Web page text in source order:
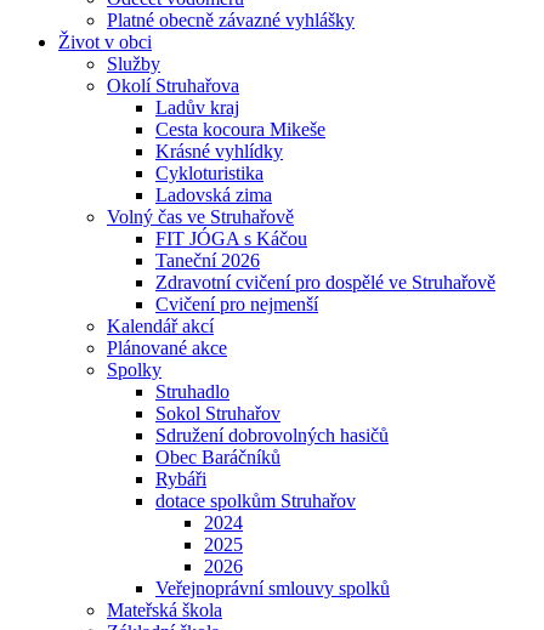
Platné obecně závazné vyhlášky
Život v obci
Služby
Okolí Struhařova
Ladův kraj
Cesta kocoura Mikeše
Krásné vyhlídky
Cykloturistika
Ladovská zima
Volný čas ve Struhařově
FIT JÓGA s Káčou
Taneční 2026
Zdravotní cvičení pro dospělé ve Struhařově
Cvičení pro nejmenší
Kalendář akcí
Plánované akce
Spolky
Struhadlo
Sokol Struhařov
Sdružení dobrovolných hasičů
Obec Baráčníků
Rybáři
dotace spolkům Struhařov
2024
2025
2026
Veřejnoprávní smlouvy spolků
Mateřská škola